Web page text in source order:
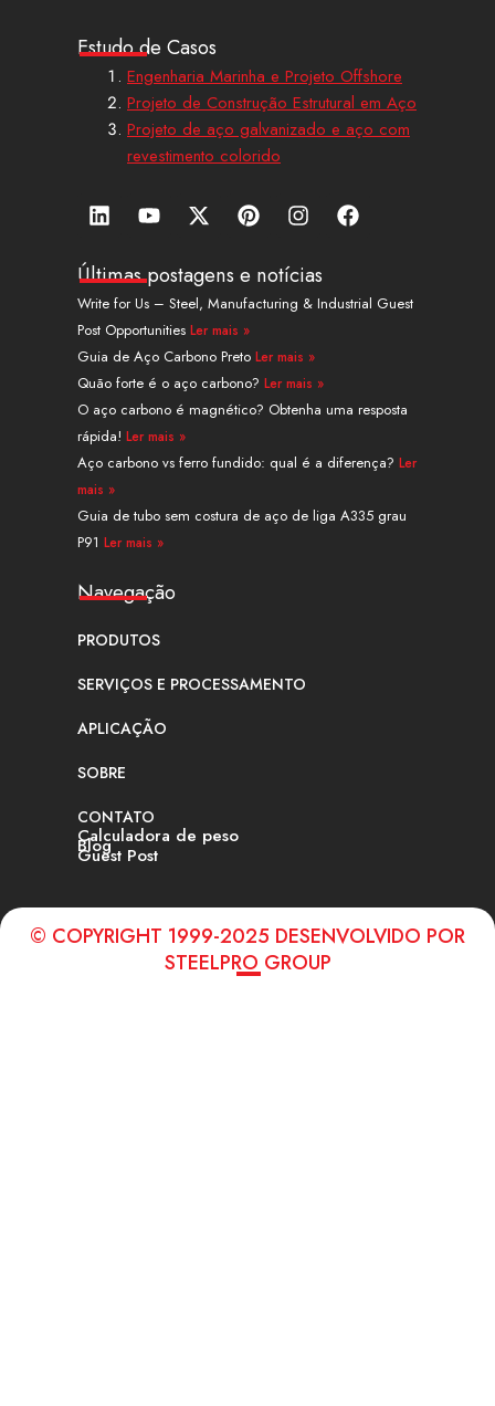
Estudo de Casos
Engenharia Marinha e Projeto Offshore
Projeto de Construção Estrutural em Aço
Projeto de aço galvanizado e aço com
revestimento colorido
L
i
k
e
d
i
n
Y
o
t
u
b
e
X
-
w
i
t
t
e
r
P
i
t
e
r
e
s
t
I
n
t
a
g
a
m
F
a
b
o
Últimas postagens e notícias
Write for Us – Steel, Manufacturing & Industrial Guest
Post Opportunities Ler mais »
Guia de Aço Carbono Preto Ler mais »
Quão forte é o aço carbono? Ler mais »
O aço carbono é magnético? Obtenha uma resposta
rápida! Ler mais »
Aço carbono vs ferro fundido: qual é a diferença? Ler
mais »
Guia de tubo sem costura de aço de liga A335 grau
P91 Ler mais »
Navegação
PRODUTOS
SERVIÇOS E PROCESSAMENTO
APLICAÇÃO
SOBRE
CONTATO
Calculadora de peso
Blog
Guest Post
© COPYRIGHT 1999-2025 DESENVOLVIDO POR
STEELPRO GROUP